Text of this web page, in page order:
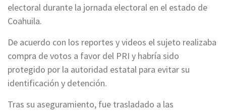
electoral durante la jornada electoral en el estado de
Coahuila.
De acuerdo con los reportes y videos el sujeto realizaba
compra de votos a favor del PRI y habría sido
protegido por la autoridad estatal para evitar su
identificación y detención.
Tras su aseguramiento, fue trasladado a las